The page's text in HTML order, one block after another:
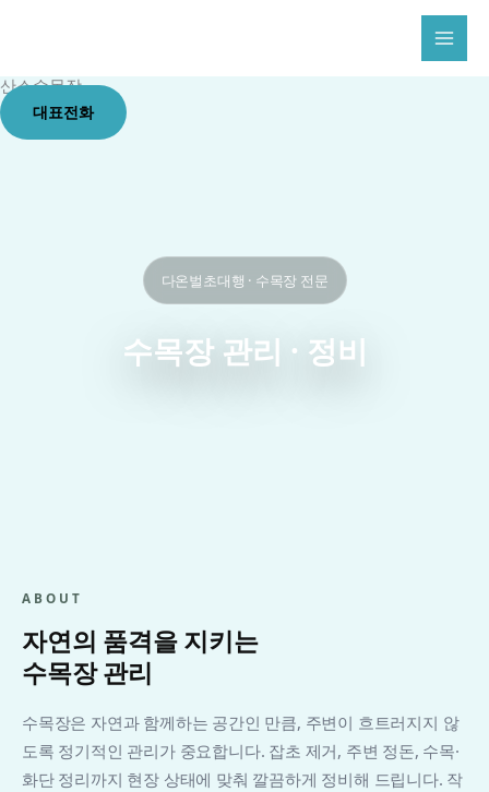
로
건
산소수목장
대표전화
다온벌초대행 · 수목장 전문
수목장 관리 · 정비
ABOUT
자연의 품격을 지키는
수목장 관리
수목장은 자연과 함께하는 공간인 만큼, 주변이 흐트러지지 않
도록 정기적인 관리가 중요합니다. 잡초 제거, 주변 정돈, 수목·
화단 정리까지 현장 상태에 맞춰 깔끔하게 정비해 드립니다. 작